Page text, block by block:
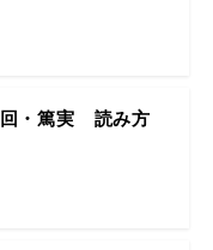
・篤実 読み方